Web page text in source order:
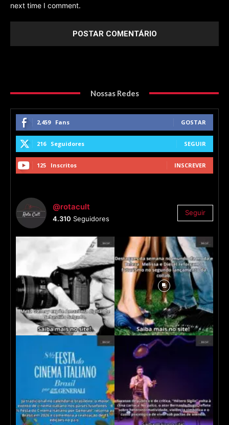
next time I comment.
Nossas Redes
2,459 Fans GOSTAR
216 Seguidores SEGUIR
125 Inscritos INSCREVER
@rotacult
4.310 Seguidores
Seguir